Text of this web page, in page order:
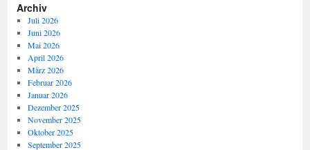
Archiv
Juli 2026
Juni 2026
Mai 2026
April 2026
März 2026
Februar 2026
Januar 2026
Dezember 2025
November 2025
Oktober 2025
September 2025